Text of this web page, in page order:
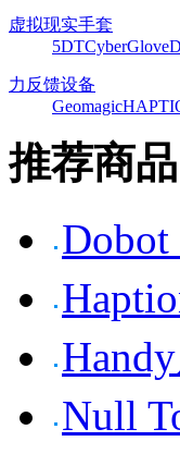
虚拟现实手套
5DTCyberGlove
力反馈设备
Geomagic
推荐商品
Null